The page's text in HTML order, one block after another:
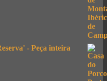
- Peça inteira